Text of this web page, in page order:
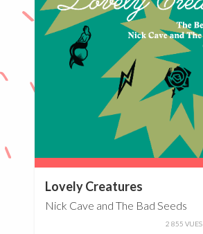
Lovely Creatures
Nick Cave and The Bad Seeds
2 855 VUES